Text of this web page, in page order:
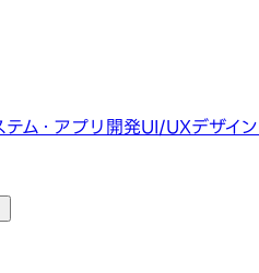
ム・アプリ開発UI/UXデザイン